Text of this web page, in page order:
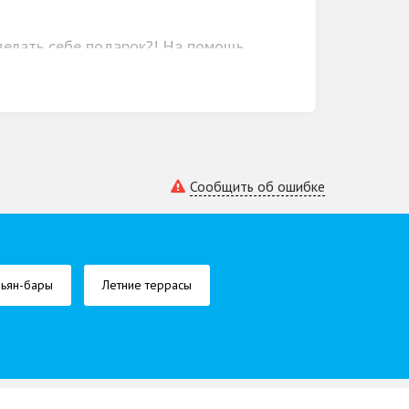
себе подарок?! На помощь
Сообщить об ошибке
бары Летние террасы